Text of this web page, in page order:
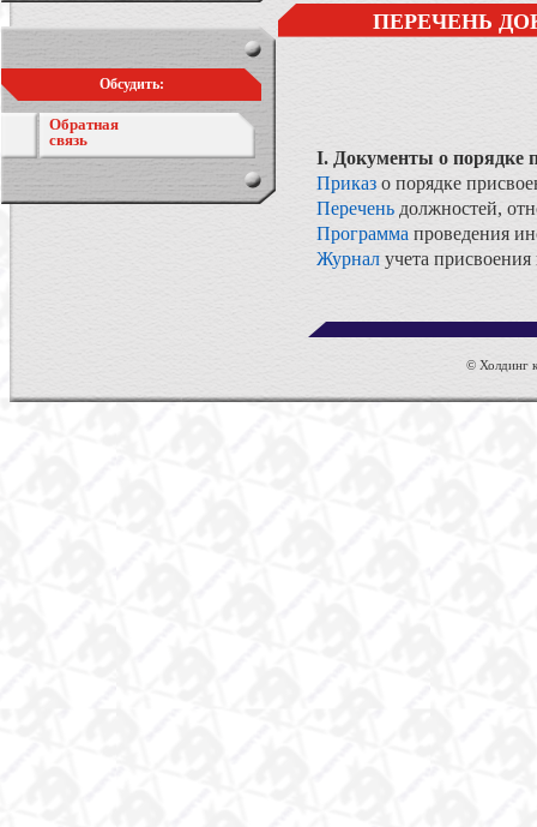
Обсудить:
Обратная
связь
ПЕРЕЧЕНЬ
I. Документы о порядке
Приказ о порядке
Перечень должностей,
Программа проведения
Журнал учета
© Холдинг